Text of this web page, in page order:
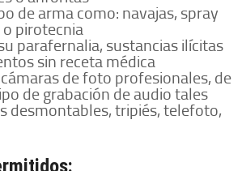
de arma como: navajas, spray
pirotecnia
parafernalia, sustancias ilícitas
sin receta médica
de foto profesionales, de
de grabación de audio tales
desmontables, tripiés, telefoto,